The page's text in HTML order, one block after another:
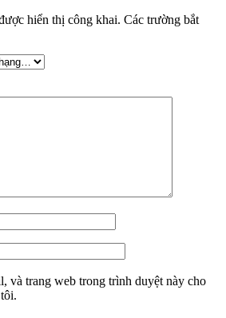
hiển thị công khai. Các trường bắt
và trang web trong trình duyệt này cho